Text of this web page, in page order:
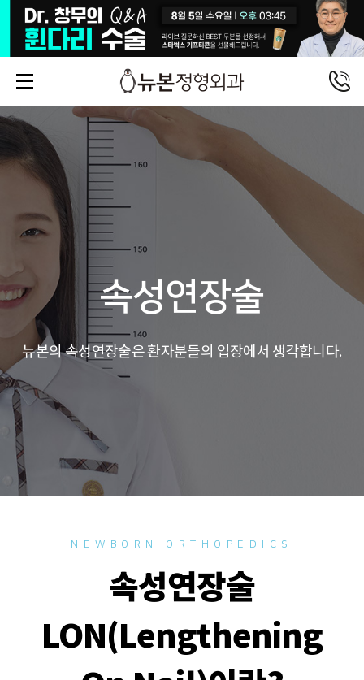
속성연장술
뉴본의 속성연장술은 환자분들의 입장에서 생각합니다.
NEWBORN ORTHOPEDICS
속성연장술
LON(Lengthening